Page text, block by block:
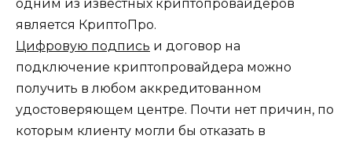
одним из известных криптопровайдеров
является КриптоПро.
Цифровую подпись и договор на
подключение криптопровайдера можно
получить в любом аккредитованном
удостоверяющем центре. Почти нет причин, по
которым клиенту могли бы отказать в